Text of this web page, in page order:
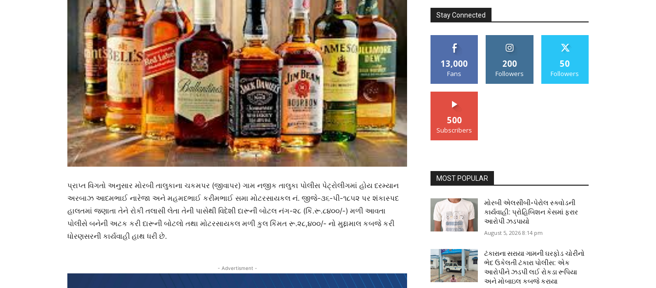
પ્રાપ્ત વિગતો અનુસાર મોરબી તાલુકાના ચકમપર (જીવાપર) ગામ નજીક તાલુકા પોલીસ પેટ્રોલીગમાં હોય દરમ્યાન
અરબાઝ આદમભાઈ નારેજા અને મહમદભાઈ કરીમભાઈ સમા મોટરસાયકલ નં. જીજે-૩૬-પી-૧૮૫૨ પર શંકાસ્પદ
હાલતમાં જણાતા તેને રોકી તલાસી લેતા તેની પાસેથી વિદેશી દારૂની બોટલ નંગ-૨૮ (કિં.રૂ.૮૪૦૦/-) મળી આવતા
પોલીસે બનેની અટક કરી દારૂની બોટલો તથા મોટરસાયકલ મળી કુલ કિંમત રૂ.૨૮,૪૦૦/- નો મુદ્દામાલ કબજે કરી
ધોરણસરની કાર્યવાહી હાથ ધરી છે.
- Advertisment -
Stay Connected
13,000
Fans
200
Followers
50
Followers
500
Subscribers
MOST POPULAR
મોરબી એલસીબી-પેરોલ સ્ક્વોડની
કાર્યવાહી: પ્રોહિબિશન કેસમાં ફરાર
આરોપી ઝડપાયો
August 5, 2026 8:14 pm
ટંકારાના સરાયા ગામની ઘરફોડ ચોરીનો
ભેદ ઉકેલતી ટંકારા પોલીસ: એક
આરોપીને ઝડપી લઈ રોકડા રૂપિયા
અને મોબાઇલ કબજે કરાયા